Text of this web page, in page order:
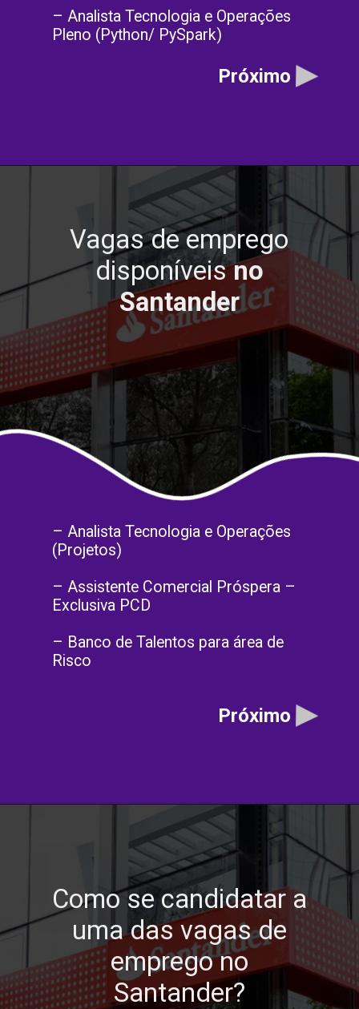
– Analista Tecnologia e Operações
Pleno (Python/ PySpark)
Próximo
– Analista Tecnologia e Operações
(Projetos)
– Assistente Comercial Próspera –
Exclusiva PCD
– Banco de Talentos para área de
Risco
Vagas de emprego
disponíveisno
Santander
Próximo
Como se candidatar a
uma das vagas de
emprego no
Santander?